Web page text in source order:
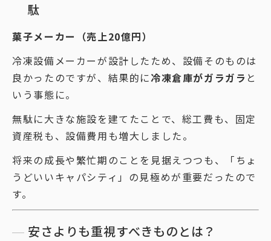
駄
菓子メーカー（売上20億円）
冷凍設備メーカーが設計したため、設備そのものは
良かったのですが、結果的に冷凍倉庫がガラガラ と
いう事態に。
無駄に大きな施設を建てたことで、総工費も、固定
資産税も、設備費用も増大しました。
将来の成長や繁忙期のことを見据えつつも、「ちょ
うどいいキャパシティ」の見極めが重要だったので
す。
安さよりも重視すべきものとは？